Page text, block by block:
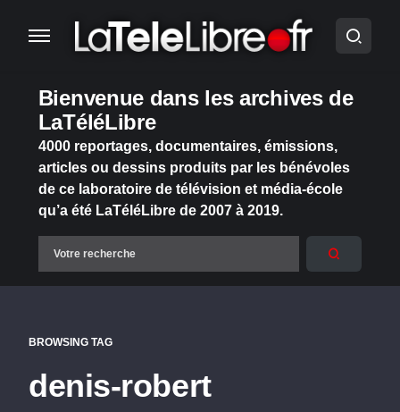
Bienvenue dans les archives de
LaTéléLibre
4000 reportages, documentaires, émissions,
articles ou dessins produits par les bénévoles
de ce laboratoire de télévision et média-école
qu’a été LaTéléLibre de 2007 à 2019.
BROWSING TAG
denis-robert